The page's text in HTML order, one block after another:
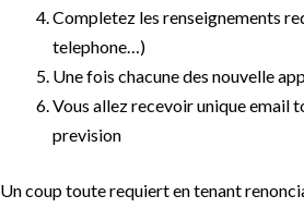
Completez les renseignements
telephone…)
Une fois chacune des nouvelle
Vous allez recevoir unique email
prevision
Un coup toute requiert en tenant